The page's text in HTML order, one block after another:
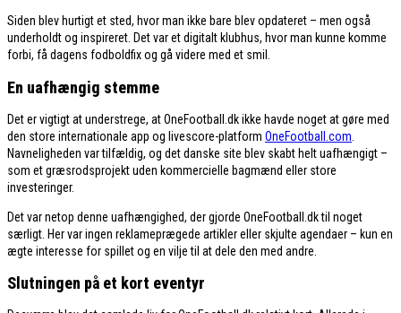
Siden blev hurtigt et sted, hvor man ikke bare blev opdateret – men også
underholdt og inspireret. Det var et digitalt klubhus, hvor man kunne komme
forbi, få dagens fodboldfix og gå videre med et smil.
En uafhængig stemme
Det er vigtigt at understrege, at OneFootball.dk ikke havde noget at gøre med
den store internationale app og livescore-platform OneFootball.com
Navneligheden var tilfældig, og det danske site blev skabt helt uafhængigt –
som et græsrodsprojekt uden kommercielle bagmænd eller store
investeringer.
Det var netop denne uafhængighed, der gjorde OneFootball.dk til noget
særligt. Her var ingen reklameprægede artikler eller skjulte agendaer – kun en
ægte interesse for spillet og en vilje til at dele den med andre.
Slutningen på et kort eventyr